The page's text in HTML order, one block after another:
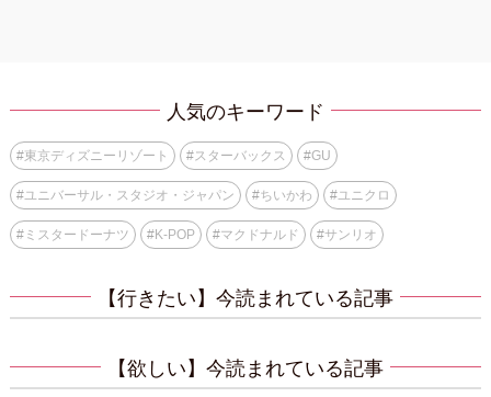
人気のキーワード
#東京ディズニーリゾート #スターバックス #GU
#ユニバーサル・スタジオ・ジャパン #ちいかわ #ユニクロ
#ミスタードーナツ #K-POP #マクドナルド #サンリオ
【行きたい】今読まれている記事
【欲しい】今読まれている記事